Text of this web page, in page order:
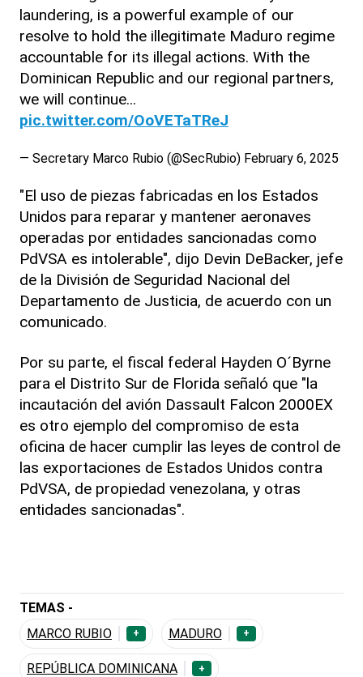
laundering, is a powerful example of our
resolve to hold the illegitimate Maduro regime
accountable for its illegal actions. With the
Dominican Republic and our regional partners,
we will continue...
pic.twitter.com/OoVETaTReJ
— Secretary Marco Rubio (@SecRubio) February 6, 2025
"El uso de piezas fabricadas en los Estados
Unidos para reparar y mantener aeronaves
operadas por entidades sancionadas como
PdVSA es intolerable", dijo Devin DeBacker, jefe
de la División de Seguridad Nacional del
Departamento de Justicia, de acuerdo con un
comunicado.
Por su parte, el fiscal federal Hayden O´Byrne
para el Distrito Sur de Florida señaló que "la
incautación del avión Dassault Falcon 2000EX
es otro ejemplo del compromiso de esta
oficina de hacer cumplir las leyes de control de
las exportaciones de Estados Unidos contra
PdVSA, de propiedad venezolana, y otras
entidades sancionadas".
TEMAS -
MARCO RUBIO
+ MADURO +
REPÚBLICA DOMINICANA +